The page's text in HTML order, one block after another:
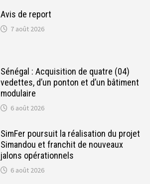
Avis de report
7 août 2026
Sénégal : Acquisition de quatre (04)
vedettes, d’un ponton et d’un bâtiment
modulaire
6 août 2026
SimFer poursuit la réalisation du projet
Simandou et franchit de nouveaux
jalons opérationnels
6 août 2026